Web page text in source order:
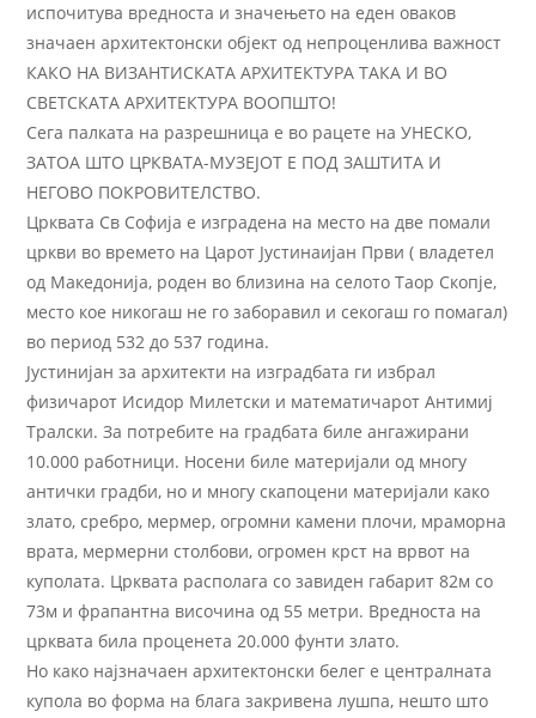
испочитува вредноста и значењето на еден оваков
значаен архитектонски објект од непроценлива важност
КАКО НА ВИЗАНТИСКАТА АРХИТЕКТУРА ТАКА И ВО
СВЕТСКАТА АРХИТЕКТУРА ВООПШТО!
Сега палката на разрешница е во рацете на УНЕСКО,
ЗАТОА ШТО ЦРКВАТА-МУЗЕЈОТ Е ПОД ЗАШТИТА И
НЕГОВО ПОКРОВИТЕЛСТВО.
Црквата Св Софија е изградена на место на две помали
цркви во времето на Царот Јустинаијан Први ( владетел
од Македонија, роден во близина на селото Таор Скопје,
место кое никогаш не го заборавил и секогаш го помагал)
во период 532 до 537 година.
Јустинијан за архитекти на изградбата ги избрал
физичарот Исидор Милетски и математичарот Антимиј
Тралски. За потребите на градбата биле ангажирани
10.000 работници. Носени биле материјали од многу
антички градби, но и многу скапоцени материјали како
злато, сребро, мермер, огромни камени плочи, мраморна
врата, мермерни столбови, огромен крст на врвот на
куполата. Црквата располага со завиден габарит 82м со
73м и фрапантна височина од 55 метри. Вредноста на
црквата била проценета 20.000 фунти злато.
Но како најзначаен архитектонски белег е централната
купола во форма на блага закривена лушпа, нешто што